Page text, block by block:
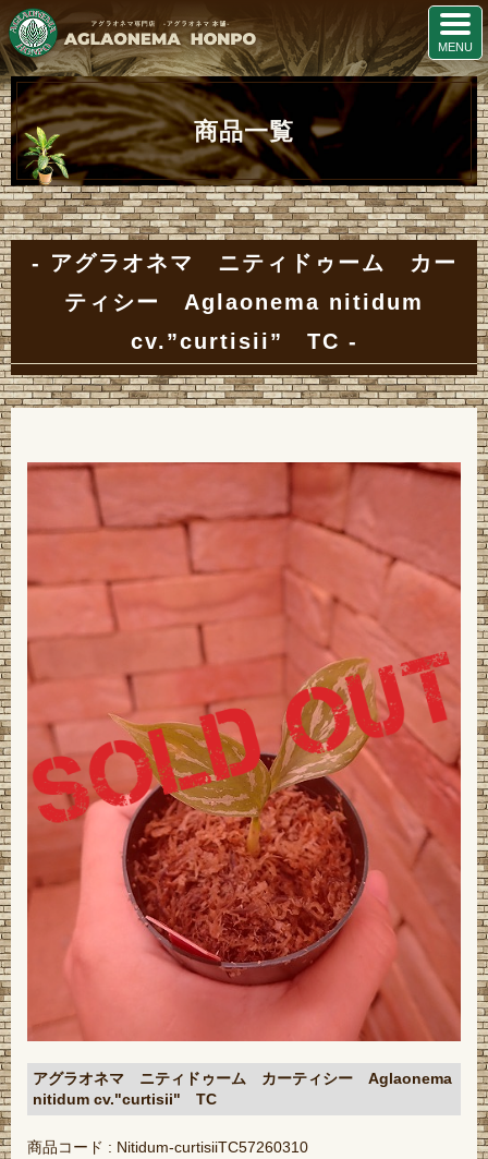
商品一覧
アグラオネマ ニティドゥーム カー
ティシー Aglaonema nitidum
cv.”curtisii” TC
アグラオネマ ニティドゥーム カーティシー Aglaonema
nitidum cv."curtisii" TC
商品コード : Nitidum-curtisiiTC57260310